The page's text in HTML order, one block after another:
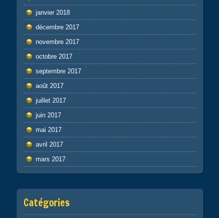
janvier 2018
décembre 2017
novembre 2017
octobre 2017
septembre 2017
août 2017
juillet 2017
juin 2017
mai 2017
avril 2017
mars 2017
Catégories